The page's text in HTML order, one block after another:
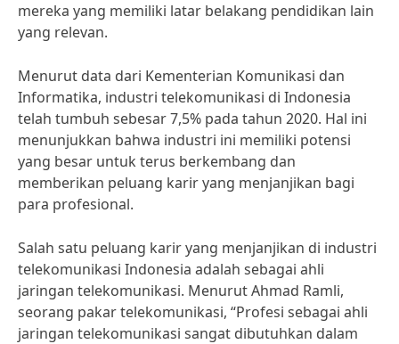
mereka yang memiliki latar belakang pendidikan lain
yang relevan.
Menurut data dari Kementerian Komunikasi dan
Informatika, industri telekomunikasi di Indonesia
telah tumbuh sebesar 7,5% pada tahun 2020. Hal ini
menunjukkan bahwa industri ini memiliki potensi
yang besar untuk terus berkembang dan
memberikan peluang karir yang menjanjikan bagi
para profesional.
Salah satu peluang karir yang menjanjikan di industri
telekomunikasi Indonesia adalah sebagai ahli
jaringan telekomunikasi. Menurut Ahmad Ramli,
seorang pakar telekomunikasi, “Profesi sebagai ahli
jaringan telekomunikasi sangat dibutuhkan dalam